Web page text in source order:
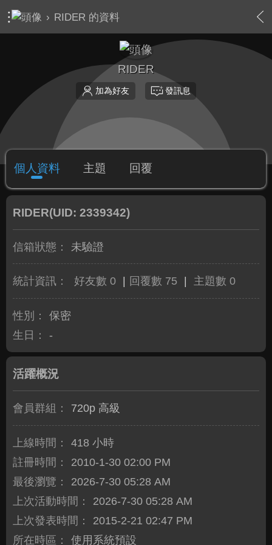
› RIDER 的資料
RIDER
加為好友 發訊息
個人資料 主題 回覆
RIDER(UID: 2339342)
信箱狀態： 未驗證
統計資訊： 好友數 0 回覆數 75 主題數 0
性別：
保密
生日：
-
活躍概況
會員群組： 720p 高級
上線時間：
418 小時
註冊時間：
2010-1-30 02:00 PM
最後瀏覽：
2026-7-30 05:28 AM
上次活動時間：
2026-7-30 05:28 AM
上次發表時間：
2015-2-21 02:47 PM
所在時區：
使用系統預設